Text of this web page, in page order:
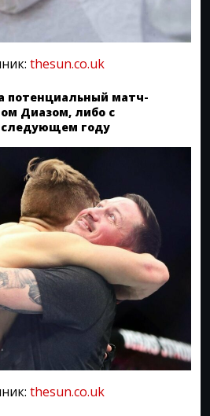
thesun.co.uk
потенциальный матч-
Диазом, либо с
году
thesun.co.uk